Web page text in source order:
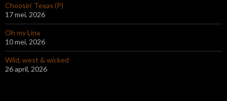
Choosin’ Texas (P)
17 mei, 2026
Oh my Lina
10 mei, 2026
Wild, west & wicked
26 april, 2026